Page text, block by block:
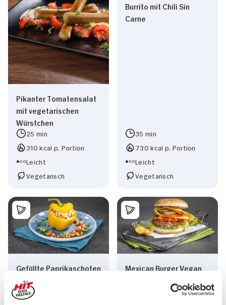
Pikanter Tomatensalat
mit vegetarischen
Würstchen
25 min
310 kcal p. Portion
Leicht
Vegetarisch
Burrito mit Chili Sin
Carne
35 min
730 kcal p. Portion
Leicht
Vegetarisch
Gefüllte Paprikaschoten
mit Reis und Bohnen
Mexican Burger Vegan
Tortilla Chips und